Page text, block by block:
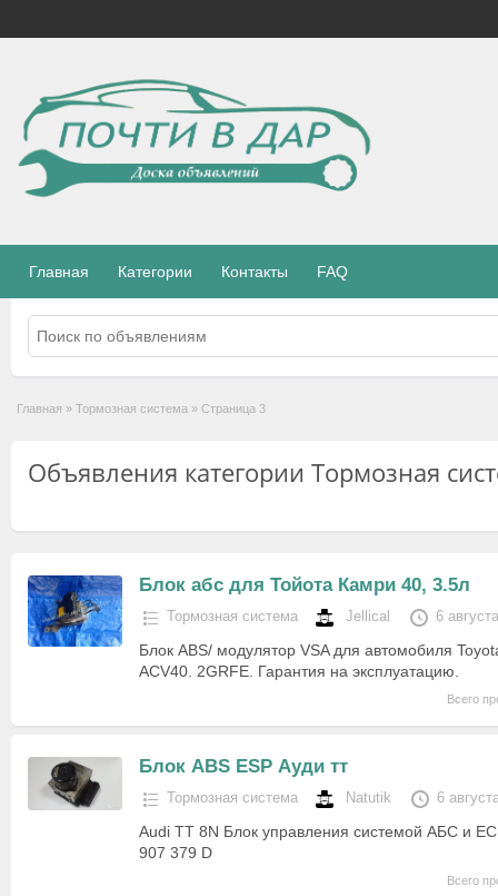
Главная Категории Контакты FAQ
Главная » Тормозная система » Страница 3
Объявления категории Тормозная
Блок абс для Тойота Камри 40, 3.5л
Тормозная система Jellical 6
Блок ABS/ модулятор VSA для автомобиля
ACV40. 2GRFE. Гарантия на эксплуатацию.
Всего
Блок ABS ESP Ауди тт
Тормозная система Natutik 6
Audi TT 8N Блок управления системой АБС и
907 379 D
Всего